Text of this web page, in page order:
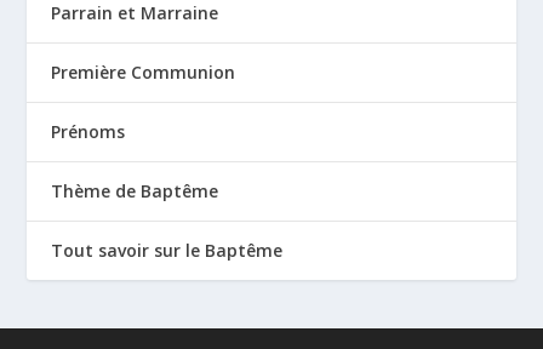
Parrain et Marraine
Première Communion
Prénoms
Thème de Baptême
Tout savoir sur le Baptême